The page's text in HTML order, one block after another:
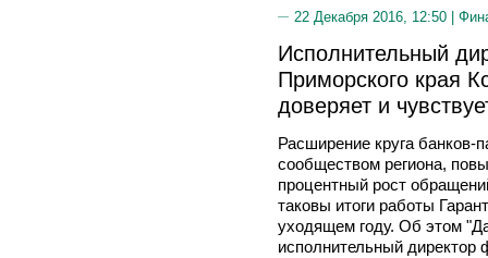
22 Декабря 2016, 12:50 |
Исполнительный
Приморского края
доверяет и
Расширение круга банков-
сообществом региона,
процентный рост
таковы итоги работы
уходящем году. Об этом
исполнительный